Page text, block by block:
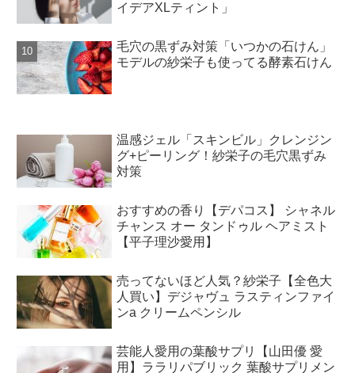
イデアXLティント」
毛穴の黒ずみ対策「いつかの石けん」
モデルの紗栄子も使ってる酵素石けん
温感ジェル「スキンビル」クレンジン
グ+ピーリング！紗栄子の毛穴黒ずみ
対策
おすすめの香り【デパコス】 シャネル
チャンス オー タンドゥル ヘアミスト
【平子理沙愛用】
売ってないほど人気？紗栄子【全色大
人買い】デジャヴュ ラスティンファイ
ンa クリームペンシル
芸能人愛用の葉酸サプリ【山田優 愛
用】ララリパブリック 葉酸サプリメン